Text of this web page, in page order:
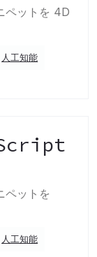
ペットを 4D
人工知能
ペットを
人工知能